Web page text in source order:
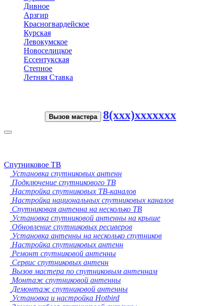
Дивное
Арзгир
Красногвардейское
Курская
Левокумское
Новоселицкое
Ессентукская
Степное
Летняя Ставка
Вызов мастера 8(xxx)xxxxxxx
Toggle
Спутниковое ТВ
Установка спутниковых антенн
Подключение спутникового ТВ
Настройка спутниковых ТВ-каналов
Настройка национальных спутниковых каналов
Спутниковая антенна на несколько ТВ
Установка спутниковой антенны на крыше
Обновление спутниковых ресиверов
Установка антенны на несколько спутников
Настройка спутниковых антенн
Ремонт спутниковой антенны
Сервис спутниковых антенн
Вызов мастера по спутниковым антеннам
Монтаж спутниковой антенны
Демонтаж спутниковой антенны
Установка и настройка Hotbird